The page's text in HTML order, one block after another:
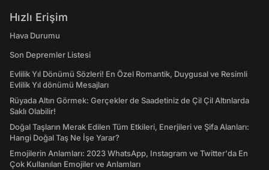
Hızlı Erişim
Hava Durumu
Son Depremler Listesi
Evlilik Yıl Dönümü Sözleri! En Özel Romantik, Duygusal ve Resimli
Evlilik Yıl dönümü Mesajları
Rüyada Altın Görmek: Gerçekler de Saadetiniz de Çil Çil Altınlarda
Saklı Olabilir!
Doğal Taşların Merak Edilen Tüm Etkileri, Enerjileri ve Şifa Alanları:
Hangi Doğal Taş Ne İşe Yarar?
Emojilerin Anlamları: 2023 WhatsApp, Instagram ve Twitter'da En
Çok Kullanılan Emojiler ve Anlamları